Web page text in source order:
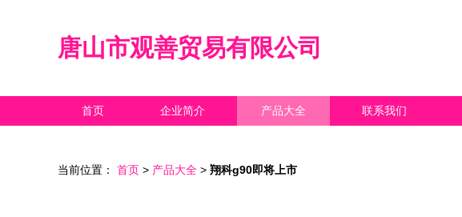
唐山市观善贸易有限公司
首页 企业简介 产品大全 联系我们
当前位置： 首页 > 产品大全 > 翔科g90即将上市